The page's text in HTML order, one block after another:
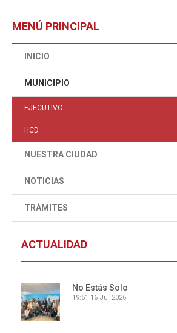
MENÚ PRINCIPAL
INICIO
MUNICIPIO
EJECUTIVO
HCD
NUESTRA CIUDAD
NOTICIAS
TRÁMITES
ACTUALIDAD
No Estás Solo
19:51 16 Jul 2026